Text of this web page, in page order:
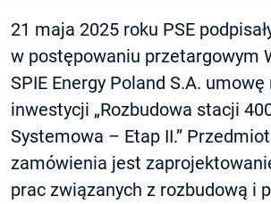
21 maja 2025 roku PSE
w postępowaniu przetargowym
SPIE Energy Poland S.A.
inwestycji „Rozbudowa stacji
Systemowa – Etap II.”
zamówienia jest
prac związanych z rozbudową i